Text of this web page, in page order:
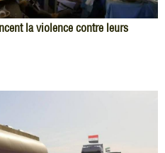
la violence contre leurs